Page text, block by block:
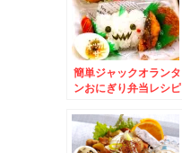
簡単ジャックオランタ
ンおにぎり弁当レシピ
食べ比べ♪奈良漬け求
む！！！